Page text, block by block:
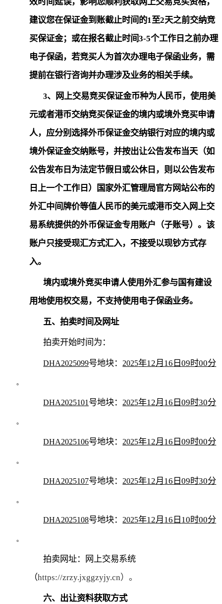
建议您在保证金到账截止时间的1至2天之前交纳竞
买保证金；或在报名截止时间3-5个工作日之前办理
电子保函，若竞买人为首次办理电子保函业务，需
提前在银行咨询并办理涉及业务的相关手续。
3、网上交易竞买保证金币种为人民币，使用美
元或者港币交纳竞买保证金的境内或境外竞买申请
人，应分别选择外币保证金交纳银行对应的境内或
境外保证金交纳账号，并按出让公告发布当天（如
公告发布日为法定节假日或公休日，则以公告发布
日上一个工作日）国家外汇管理局官方网站公布的
外汇中间牌价等值人民币的美元或港币交入网上交
易系统提供的外币保证金专用账户（子账号）。该
账户只接受现汇方式汇入，不接受以现钞方式存
入。
境内或境外竞买申请人使用外汇参与国有建设
用地使用权交易，不支持使用电子保函业务。
五、拍卖时间及网址
拍卖开始时间为：
DHA2025099号地块：2025年12月 16 日09时00分
。
DHA2025101 号地块：2025年12月 16 日09时30分
。
DHA2025106号地块： 2025年12月 16 日09时00分
。
DHA2025107号地块： 2025年12月 16 日09时30分
。
DHA2025108号地块：2025年12月 16 日 10时00分
。
拍卖网址：网上交易系统
（https://zrzy.jxggzyjy.cn）。
六、出让资料获取方式